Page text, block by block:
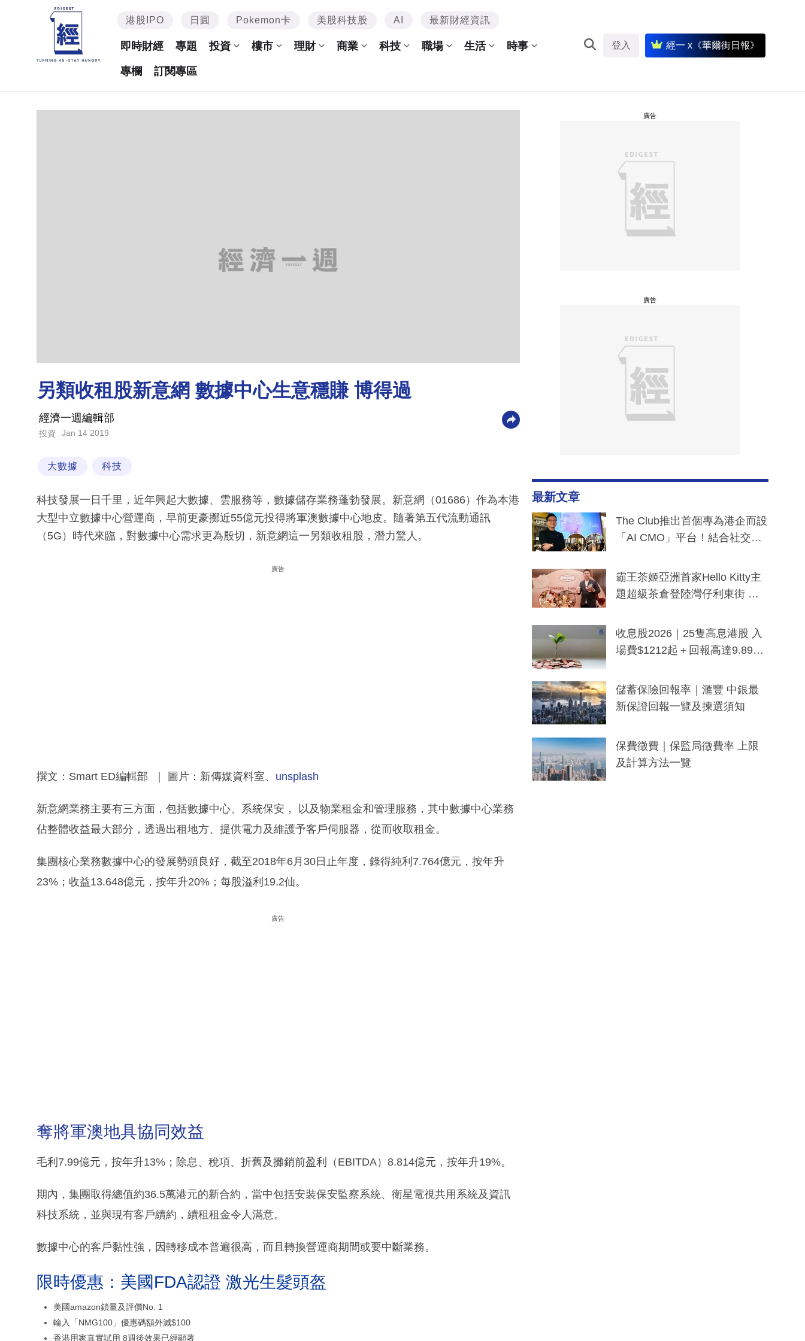
港股IPO 日圓 Pokemon卡 美股科技股 AI 最新財經資訊
即時財經 專題 投資 樓市 理財 商業 科技 職場 生活 時事
專欄 訂閱專區
登入 經一 x《華爾街日報》
另類收租股新意網 數據中心生意穩賺 博得過
經濟一週編輯部
投資 Jan 14 2019
大數據 科技
科技發展一日千里，近年興起大數據、雲服務等，數據儲存業務蓬勃發展。新意網（01686）作為本港
大型中立數據中心營運商，早前更豪擲近55億元投得將軍澳數據中心地皮。隨著第五代流動通訊
（5G）時代來臨，對數據中心需求更為殷切，新意網這一另類收租股，潛力驚人。
廣告
撰文：Smart ED編輯部 ｜ 圖片：新傳媒資料室、 unsplash
新意網業務主要有三方面，包括數據中心、系統保安， 以及物業租金和管理服務，其中數據中心業務
佔整體收益最大部分，透過出租地方、提供電力及維護予客戶伺服器，從而收取租金。
集團核心業務數據中心的發展勢頭良好，截至2018年6月30日止年度，錄得純利7.764億元，按年升
23%；收益13.648億元，按年升20%；每股溢利19.2仙。
廣告
奪將軍澳地具協同效益
毛利7.99億元，按年升13%；除息、稅項、折舊及攤銷前盈利（EBITDA）8.814億元，按年升19%。
期內，集團取得總值約36.5萬港元的新合約，當中包括安裝保安監察系統、衛星電視共用系統及資訊
科技系統，並與現有客戶續約，續租租金令人滿意。
數據中心的客戶黏性強，因轉移成本普遍很高，而且轉換營運商期間或要中斷業務。
限時優惠：美國FDA認證 激光生髮頭盔
美國amazon鎖量及評價No. 1
輸入「NMG100」優惠碼額外減$100
香港用家真實試用 8週後效果已經顯著
廣告
廣告
最新文章
The Club推出首個專為港企而設
「AI CMO」平台！結合社交聆
分鐘生成「貼地」宣傳短片
霸王茶姬亞洲首家Hello Kitty主
題超級茶倉登陸灣仔利東街 推
y及香港限定特調系列
收息股2026｜25隻高息港股 入
場費$1212起＋回報高達9.89
儲蓄保險回報率｜滙豐 中銀最
新保證回報一覽及揀選須知
保費徵費｜保監局徵費率 上限
及計算方法一覽